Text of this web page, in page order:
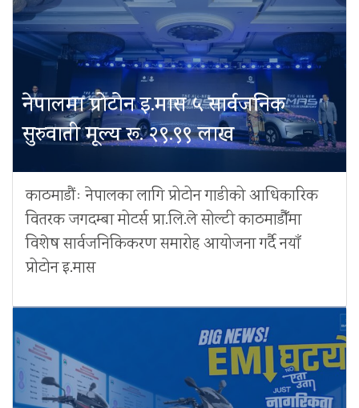
नेपालमा प्रोटोन इ.मास ५ सार्वजनिक
सुरुवाती मूल्य रू. २९.९९ लाख
काठमाडौंः नेपालका लागि प्रोटोन गाडीको आधिकारिक
वितरक जगदम्बा मोटर्स प्रा.लि.ले सोल्टी काठमाडौँमा
विशेष सार्वजनिकिकरण समारोह आयोजना गर्दै नयाँ
प्रोटोन इ.मास